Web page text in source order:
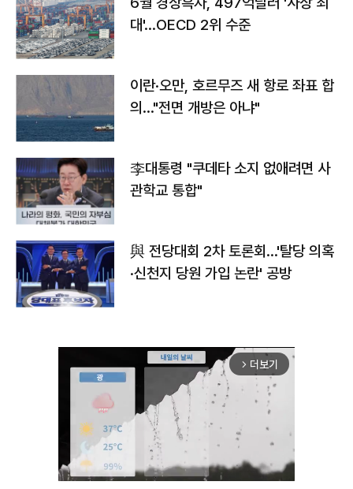
대'…OECD 2위 수준
이란·오만, 호르무즈 새 항로 좌표 합
의…"전면 개방은 아냐"
李대통령 "쿠데타 소지 없애려면 사
관학교 통합"
與 전당대회 2차 토론회…'탈당 의혹
·신천지 당원 가입 논란' 공방
arrow_forward_ios 더보기